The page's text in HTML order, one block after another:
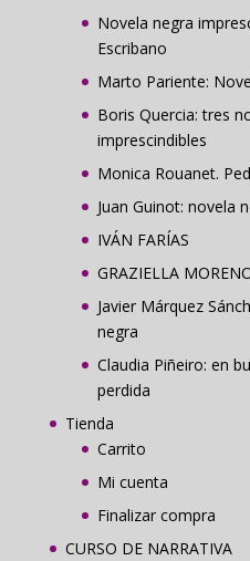
Novela negra
Escribano
Marto Pariente:
Boris Quercia: tres
imprescindibles
Monica Rouanet.
Juan Guinot: novela
IVÁN FARÍAS
GRAZIELLA
Javier Márquez
negra
Claudia Piñeiro: en
perdida
Tienda
Carrito
Mi cuenta
Finalizar compra
CURSO DE NARRATIVA